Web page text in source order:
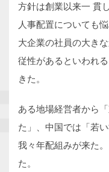
方針は創業以来一 貫
人事配置についても
大企業の社員の大き
従性があるといわれ
きた。
ある地場経営者から
た」、中国では「若
我々年配組みが来た
た。